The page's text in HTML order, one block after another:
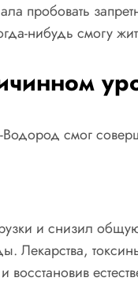
пробовать
нибудь смогу
смог
и снизил
Лекарства,